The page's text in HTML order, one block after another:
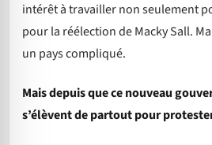
intérêt à travailler non seulement
pour la réélection de Macky Sall.
un pays compliqué.
Mais depuis que ce nouveau
s’élèvent de partout pour